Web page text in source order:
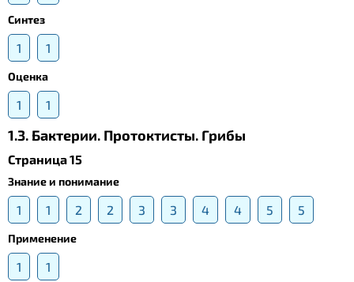
Синтез
1 1
Оценка
1 1
1.3. Бактерии. Протоктисты. Грибы
Страница 15
Знание и понимание
1 1 2 2 3 3 4 4 5 5
Применение
1 1